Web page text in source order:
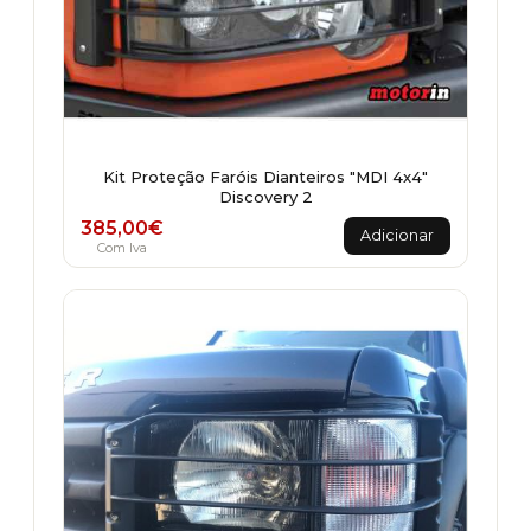
Kit Proteção Faróis Dianteiros "MDI 4x4"
Discovery 2
385,00€
Com Iva
Adicionar